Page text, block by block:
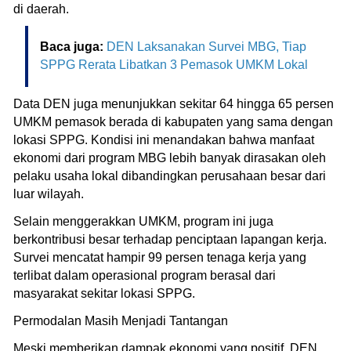
di daerah.
Baca juga: DEN Laksanakan Survei MBG, Tiap
SPPG Rerata Libatkan 3 Pemasok UMKM Lokal
Data DEN juga menunjukkan sekitar 64 hingga 65 persen
UMKM pemasok berada di kabupaten yang sama dengan
lokasi SPPG. Kondisi ini menandakan bahwa manfaat
ekonomi dari program MBG lebih banyak dirasakan oleh
pelaku usaha lokal dibandingkan perusahaan besar dari
luar wilayah.
Selain menggerakkan UMKM, program ini juga
berkontribusi besar terhadap penciptaan lapangan kerja.
Survei mencatat hampir 99 persen tenaga kerja yang
terlibat dalam operasional program berasal dari
masyarakat sekitar lokasi SPPG.
Permodalan Masih Menjadi Tantangan
Meski memberikan dampak ekonomi yang positif, DEN